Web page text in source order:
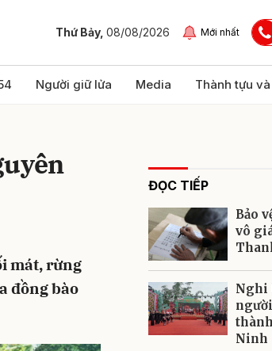
Thứ Bảy, 08/08/2026 Mới nhất
Người giữ lửa Media Thành tựu
mát, rừng
đồng bào
ĐỌC TIẾP
Bảo
vô
Nghi
Ninh
Gửi